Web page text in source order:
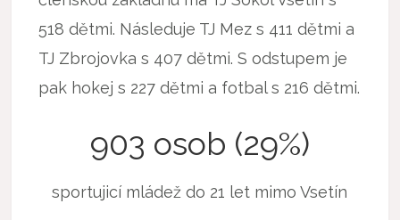
518 dětmi. Následuje TJ Mez s 411 dětmi a
TJ Zbrojovka s 407 dětmi. S odstupem je
pak hokej s 227 dětmi a fotbal s 216 dětmi.
903 osob (29%)
sportujicí mládež do 21 let mimo Vsetín